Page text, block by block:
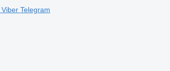
Viber Telegram